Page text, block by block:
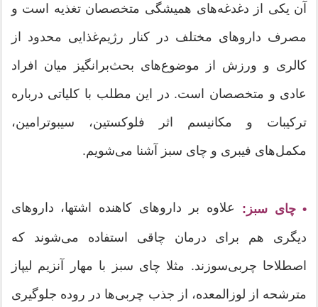
آن یکی از دغدغه‌های همیشگی متخصصان تغذیه است و
مصرف داروهای مختلف در كنار رژیم‌غذایی محدود از
كالری و ورزش از موضوع‌های بحث‌برانگیز میان افراد
عادی و متخصصان است. در این مطلب با کلیاتی درباره
ترکیبات و مکانیسم اثر فلوکستین، سیبوترامین،
مکمل‌های فیبری و چای سبز آشنا می‌شویم.
• چای سبز: علاوه بر داروهای كاهنده اشتها، داروهای
دیگری هم برای درمان چاقی استفاده می‌شوند كه
اصطلاحا چربی‌سوزند. مثلا چای سبز با مهار آنزیم لیپاز
مترشحه از لوزالمعده، از جذب چربی‌ها در روده جلوگیری